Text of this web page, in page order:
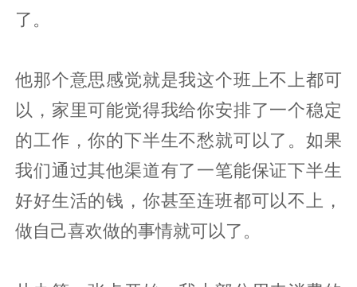
了。
他那个意思感觉就是我这个班上不上都可
以，家里可能觉得我给你安排了一个稳定
的工作，你的下半生不愁就可以了。如果
我们通过其他渠道有了一笔能保证下半生
好好生活的钱，你甚至连班都可以不上，
做自己喜欢做的事情就可以了。